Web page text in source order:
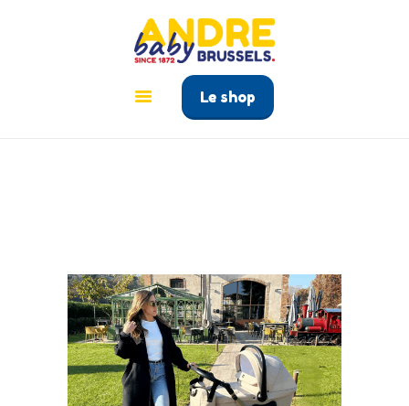
Le shop
ANDRÉ BABY BRUSSELS
Le tout pour bébé à Bruxelles
ACCUEIL